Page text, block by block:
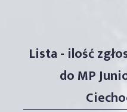
Lista - ilość
do MP